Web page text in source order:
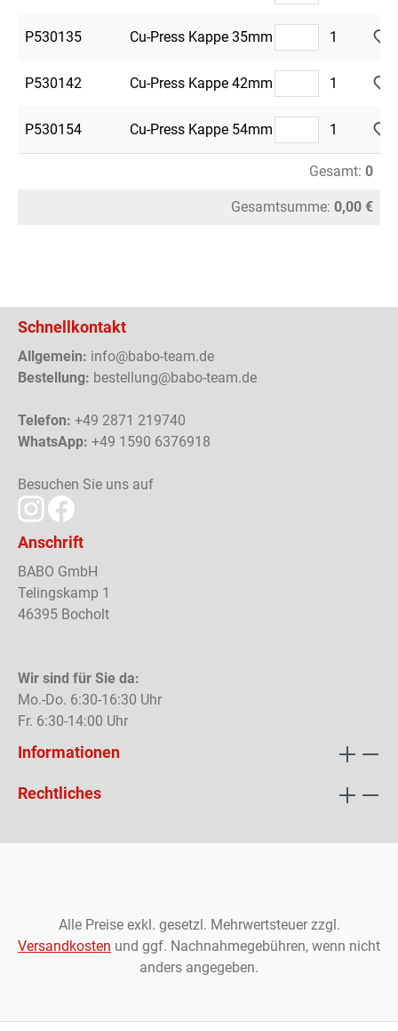
P530135 Cu-Press Kappe 35mm 1
P530142 Cu-Press Kappe 42mm 1
P530154 Cu-Press Kappe 54mm 1
Gesamt: 0
Gesamtsumme: 0,00 €
Schnellkontakt
Allgemein: info@babo-team.de
Bestellung: bestellung@babo-team.de
Telefon: +49 2871 219740
WhatsApp: +49 1590 6376918
Besuchen Sie uns auf
Anschrift
BABO GmbH
Telingskamp 1
46395 Bocholt
Wir sind für Sie da:
Mo.-Do. 6:30-16:30 Uhr
Fr. 6:30-14:00 Uhr
Informationen
Rechtliches
Alle Preise exkl. gesetzl. Mehrwertsteuer zzgl.
Versandkosten und ggf. Nachnahmegebühren, wenn nicht
anders angegeben.